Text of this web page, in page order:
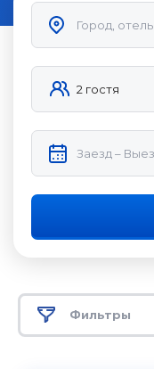
Фильтры